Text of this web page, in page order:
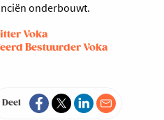
onderbouwt.
Voka
Bestuurder Voka
Deel